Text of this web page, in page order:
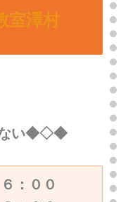
室澤村
ない◆◇◆
：００